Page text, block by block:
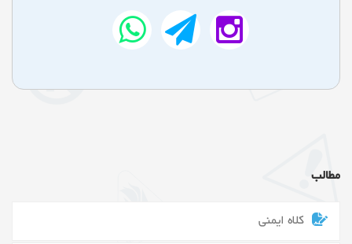
مطالب
کلاه ایمنی